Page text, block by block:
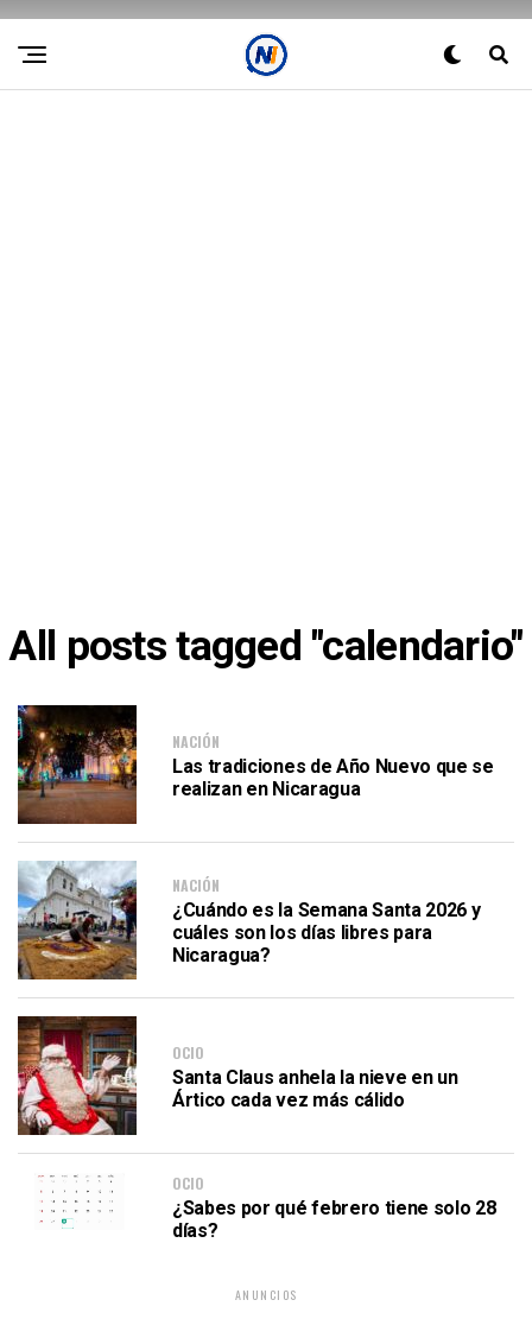
All posts tagged "calendario"
NACIÓN
Las tradiciones de Año Nuevo que se
realizan en Nicaragua
NACIÓN
¿Cuándo es la Semana Santa 2026 y
cuáles son los días libres para
Nicaragua?
OCIO
Santa Claus anhela la nieve en un
Ártico cada vez más cálido
OCIO
¿Sabes por qué febrero tiene solo 28
días?
ANUNCIOS